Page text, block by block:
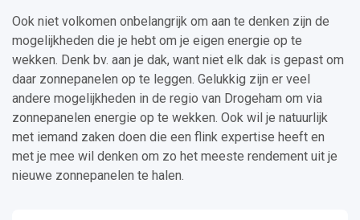
Ook niet volkomen onbelangrijk om aan te denken zijn de
mogelijkheden die je hebt om je eigen energie op te
wekken. Denk bv. aan je dak, want niet elk dak is gepast om
daar zonnepanelen op te leggen. Gelukkig zijn er veel
andere mogelijkheden in de regio van Drogeham om via
zonnepanelen energie op te wekken. Ook wil je natuurlijk
met iemand zaken doen die een flink expertise heeft en
met je mee wil denken om zo het meeste rendement uit je
nieuwe zonnepanelen te halen.